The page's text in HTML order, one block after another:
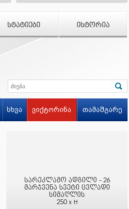
ᲡᲢᲐᲢᲘᲔᲑᲘ ᲘᲡᲢᲝᲠᲘᲐ
სხვა ვიქტორინა თამაშგარე
სარეკლამო ადგილი - 26
მარჯვენა სვეტი ცვლადი
სიმაღლის
250 x H